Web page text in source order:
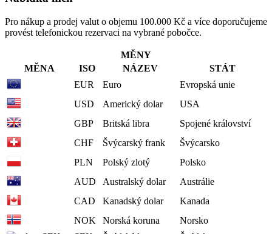
Pro nákup a prodej valut o objemu 100.000 Kč a více doporučujeme
provést telefonickou rezervaci na vybrané pobočce.
MĚNY
MĚNA
ISO NÁZEV
STÁT
EUR
Euro
Evropská unie
USD
Americký dolar
USA
GBP
Britská libra
Spojené království
CHF
Švýcarský frank
Švýcarsko
PLN
Polský zlotý
Polsko
AUD
Australský dolar
Austrálie
CAD
Kanadský dolar
Kanada
NOK
Norská koruna
Norsko